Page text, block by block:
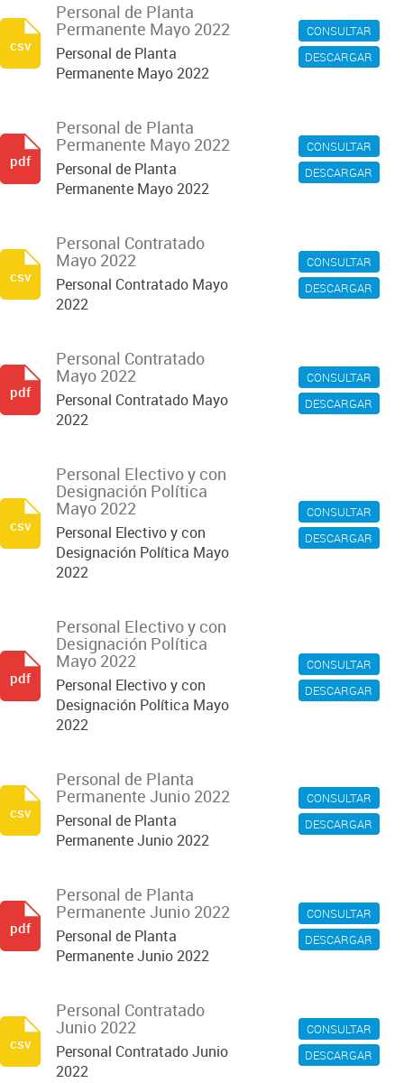
CONSULTAR
DESCARGAR
Personal de Planta
Permanente Mayo 2022
Personal de Planta
Permanente Mayo 2022
csv
CONSULTAR
DESCARGAR
Personal de Planta
Permanente Mayo 2022
Personal de Planta
Permanente Mayo 2022
pdf
CONSULTAR
DESCARGAR
Personal Contratado
Mayo 2022
Personal Contratado Mayo
2022
csv
CONSULTAR
DESCARGAR
Personal Contratado
Mayo 2022
Personal Contratado Mayo
2022
pdf
CONSULTAR
DESCARGAR
Personal Electivo y con
Designación Política
Mayo 2022
Personal Electivo y con
Designación Política Mayo
2022
csv
CONSULTAR
DESCARGAR
Personal Electivo y con
Designación Política
Mayo 2022
Personal Electivo y con
Designación Política Mayo
2022
pdf
CONSULTAR
DESCARGAR
Personal de Planta
Permanente Junio 2022
Personal de Planta
Permanente Junio 2022
csv
CONSULTAR
DESCARGAR
Personal de Planta
Permanente Junio 2022
Personal de Planta
Permanente Junio 2022
pdf
CONSULTAR
DESCARGAR
Personal Contratado
Junio 2022
Personal Contratado Junio
2022
csv